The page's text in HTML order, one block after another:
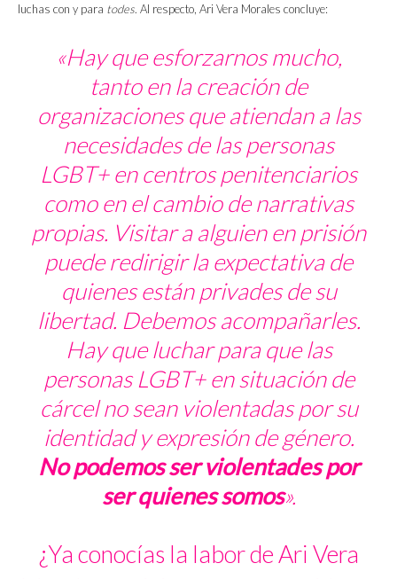
luchas con y para todes. Al respecto, Ari Vera Morales concluye:
«Hay que esforzarnos mucho,
tanto en la creación de
organizaciones que atiendan a las
necesidades de las personas
LGBT+ en centros penitenciarios
como en el cambio de narrativas
propias. Visitar a alguien en prisión
puede redirigir la expectativa de
quienes están privades de su
libertad. Debemos acompañarles.
Hay que luchar para que las
personas LGBT+ en situación de
cárcel no sean violentadas por su
identidad y expresión de género.
No podemos ser violentades por
ser quienes somos».
¿Ya conocías la labor de Ari Vera